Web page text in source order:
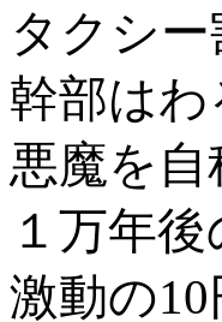
タクシ
幹部は
悪魔を
１万年
激動の10